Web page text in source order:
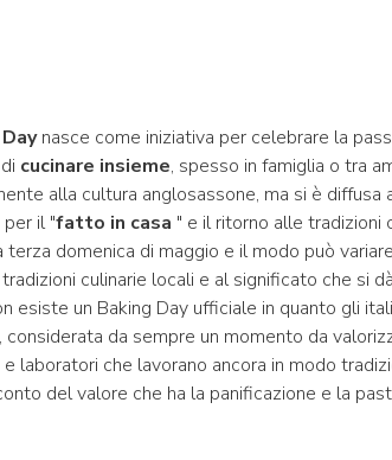
nasce come iniziativa per celebrare la
cucinare insieme, spesso in famiglia o tra
alla cultura anglosassone, ma si è
il "fatto in casa " e il ritorno alle tradizioni
terza domenica di maggio e il modo può
culinarie locali e al significato che si
esiste un Baking Day ufficiale in quanto gli
considerata da sempre un momento da
laboratori che lavorano ancora in modo
del valore che ha la panificazione e la